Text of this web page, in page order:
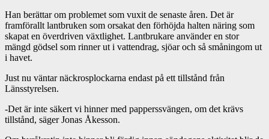
Han berättar om problemet som vuxit de senaste åren. Det är
framförallt lantbruken som orsakat den förhöjda halten näring som
skapat en överdriven växtlighet. Lantbrukare använder en stor
mängd gödsel som rinner ut i vattendrag, sjöar och så småningom ut
i havet.
Just nu väntar näckrosplockarna endast på ett tillstånd från
Länsstyrelsen.
-Det är inte säkert vi hinner med papperssvängen, om det krävs
tillstånd, säger Jonas Åkesson.